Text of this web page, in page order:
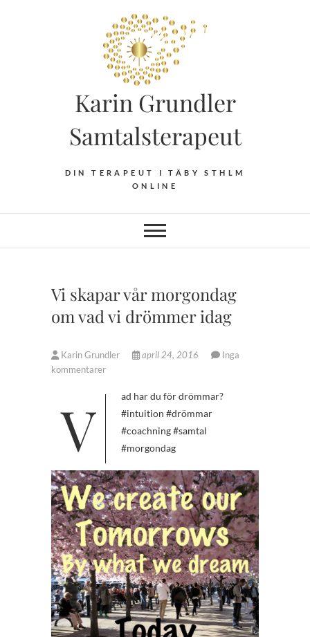
Karin Grundler
Samtalsterapeut
DIN TERAPEUT I TÄBY STHLM
ONLINE
Vi skapar vår morgondag
om vad vi drömmer idag
Karin Grundler april 24, 2016
Inga
kommentarer
Vad har du för drömmar?
#intuition #drömmar
#coachning #samtal
#morgondag